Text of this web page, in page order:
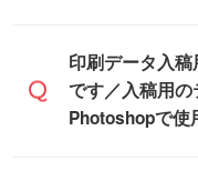
また、「データ
ただけます。ご
Illustratorや
デザインソフ
成したい方は、
印刷データ入
です／入稿用
Photoshopで使